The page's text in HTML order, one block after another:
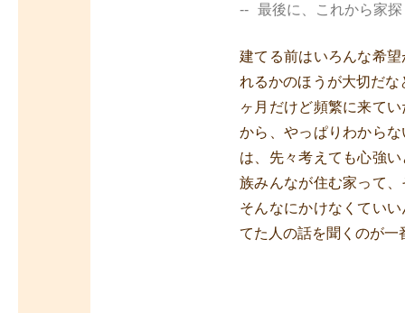
最後に、これから家
建てる前はいろんな希
れるかのほうが大切だ
ヶ月だけど頻繁に来て
から、やっぱりわから
は、先々考えても心強
族みんなが住む家って
そんなにかけなくてい
てた人の話を聞くのが一